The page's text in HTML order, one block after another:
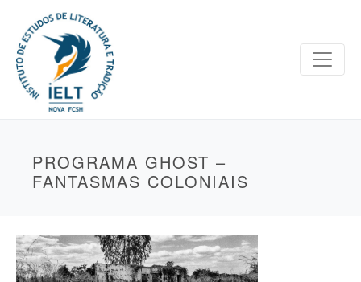
PROGRAMA GHOST –
FANTASMAS COLONIAIS